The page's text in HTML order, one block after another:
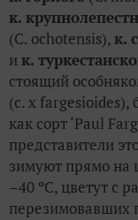
к.
(C. ochotensis),к.
ик.
стоящий
(c. x fargesioides),
как сорт ‘Paul
представители
зимуют прямо на
–40 ºС, цветут с
перезимовавших